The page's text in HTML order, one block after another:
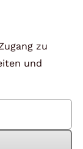
zu
und